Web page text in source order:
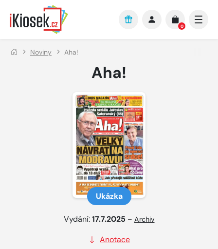
Přejít na hlavní obsah
0
Noviny Aha!
Aha!
Ukázka
Vydání:17.7.2025 – Archiv
Anotace